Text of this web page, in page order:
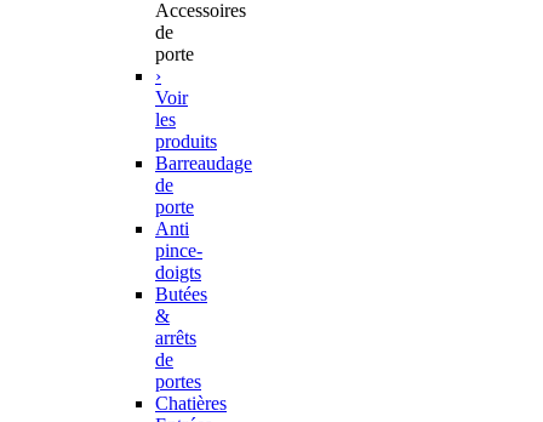
Accessoires
de
porte
›
Voir
les
produits
Barreaudage
de
porte
Anti
pince-
doigts
Butées
&
arrêts
de
portes
Chatières